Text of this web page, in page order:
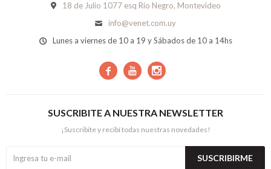
18 de Julio 1077 esq Río Negro, Montevideo
info@venet.com.uy
Lunes a viernes de 10 a 19 y Sábados de 10 a 14hs
  
SUSCRIBITE A NUESTRA NEWSLETTER
¡Suscribite y recibí todas nuestras novedades!
SUSCRIBIRME